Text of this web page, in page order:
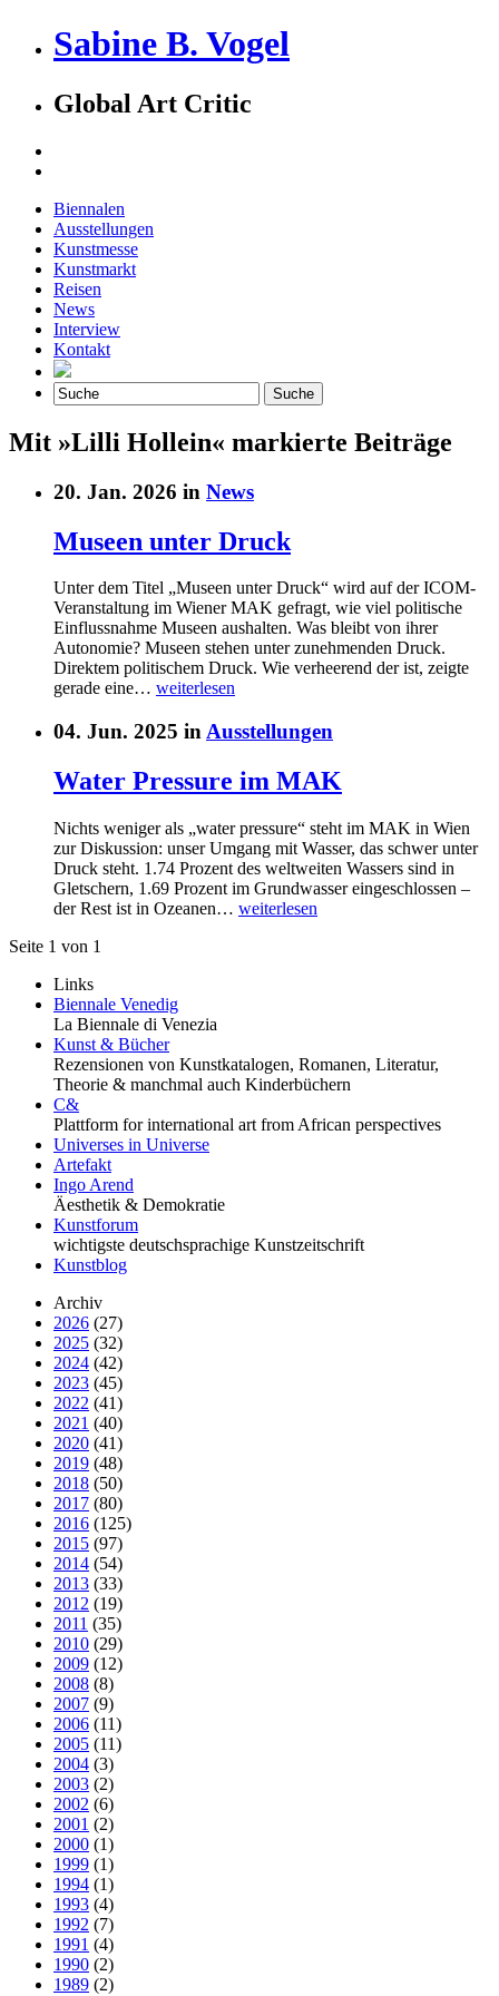
Sabine B. Vogel
Global Art Critic
Biennalen
Ausstellungen
Kunstmesse
Kunstmarkt
Reisen
News
Interview
Kontakt
Mit »Lilli Hollein« markierte Beiträge
20. Jan. 2026 in News
Museen unter Druck
Unter dem Titel „Museen unter Druck“ wird auf der ICOM-
Veranstaltung im Wiener MAK gefragt, wie viel politische
Einflussnahme Museen aushalten. Was bleibt von ihrer
Autonomie? Museen stehen unter zunehmenden Druck.
Direktem politischem Druck. Wie verheerend der ist, zeigte
gerade eine… weiterlesen
04. Jun. 2025 in Ausstellungen
Water Pressure im MAK
Nichts weniger als „water pressure“ steht im MAK in Wien
zur Diskussion: unser Umgang mit Wasser, das schwer unter
Druck steht. 1.74 Prozent des weltweiten Wassers sind in
Gletschern, 1.69 Prozent im Grundwasser eingeschlossen –
der Rest ist in Ozeanen… weiterlesen
Seite 1 von 1
Links
Biennale Venedig
La Biennale di Venezia
Kunst & Bücher
Rezensionen von Kunstkatalogen, Romanen, Literatur,
Theorie & manchmal auch Kinderbüchern
C&
Plattform for international art from African perspectives
Universes in Universe
Artefakt
Ingo Arend
Äesthetik & Demokratie
Kunstforum
wichtigste deutschsprachige Kunstzeitschrift
Kunstblog
Archiv
2026 (27)
2025 (32)
2024 (42)
2023 (45)
2022 (41)
2021 (40)
2020 (41)
2019 (48)
2018 (50)
2017 (80)
2016 (125)
2015 (97)
2014 (54)
2013 (33)
2012 (19)
2011 (35)
2010 (29)
2009 (12)
2008 (8)
2007 (9)
2006 (11)
2005 (11)
2004 (3)
2003 (2)
2002 (6)
2001 (2)
2000 (1)
1999 (1)
1994 (1)
1993 (4)
1992 (7)
1991 (4)
1990 (2)
1989 (2)